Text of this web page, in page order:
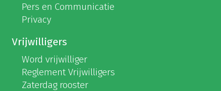
Pers en Communicatie
Privacy
Vrijwilligers
Word vrijwilliger
Reglement Vrijwilligers
Zaterdag rooster